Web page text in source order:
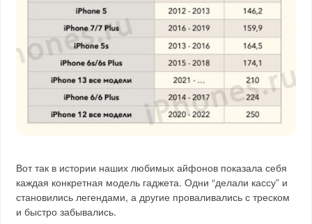
Вот так в истории наших любимых айфонов показала себя
каждая конкретная модель гаджета. Одни “делали кассу” и
становились легендами, а другие проваливались с треском
и быстро забывались.